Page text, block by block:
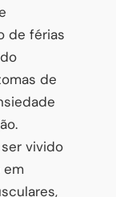
de férias
de
vivido